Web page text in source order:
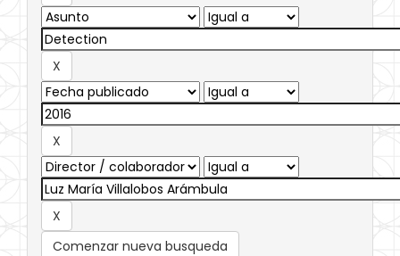
Comenzar nueva busqueda